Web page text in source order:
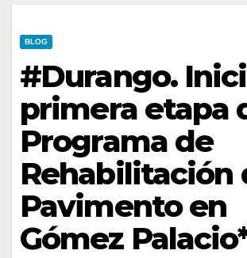
BLOG
#Durango.
primera etapa
Programa de
Rehabilitación
Pavimento en
Gómez